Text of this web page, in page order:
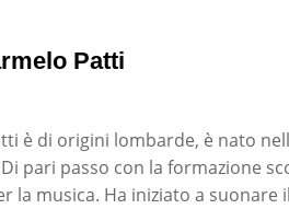
Patti
è di origini lombarde, è nato
pari passo con la formazione
la musica. Ha iniziato a